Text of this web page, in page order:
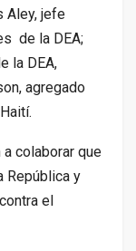
Aley, jefe
de la DEA;
la DEA,
agregado
colaborar que
República y
el